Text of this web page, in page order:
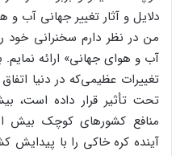
دلایل و آثار تغییر جهانی آب و
من در نظر دارم سخنرانی خود
آب و هوای جهانی» ارائه نمایم.
تغییرات عظیمی‌که در دنیا
تحت تأثیر قرار داده است،
منافع کشورهای کوچک بیش
آینده کره خاکی را با